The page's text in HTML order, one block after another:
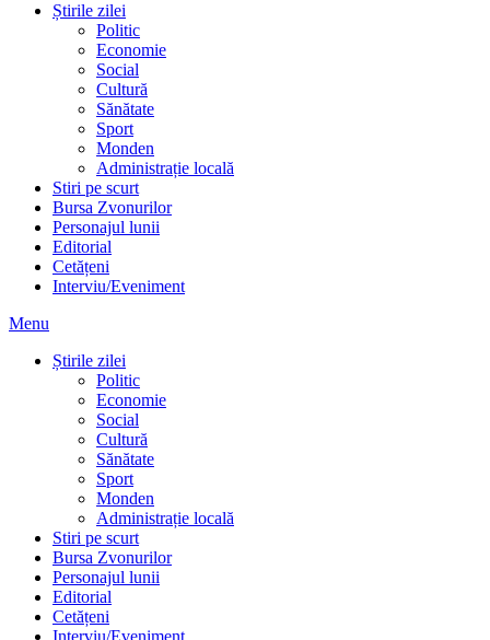
Știrile zilei
Politic
Economie
Social
Cultură
Sănătate
Sport
Monden
Administrație locală
Stiri pe scurt
Bursa Zvonurilor
Personajul lunii
Editorial
Cetățeni
Interviu/Eveniment
Menu
Știrile zilei
Politic
Economie
Social
Cultură
Sănătate
Sport
Monden
Administrație locală
Stiri pe scurt
Bursa Zvonurilor
Personajul lunii
Editorial
Cetățeni
Interviu/Eveniment